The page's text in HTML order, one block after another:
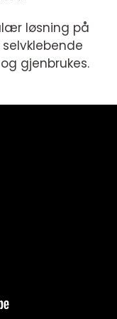
løsning på
gjenbrukes.